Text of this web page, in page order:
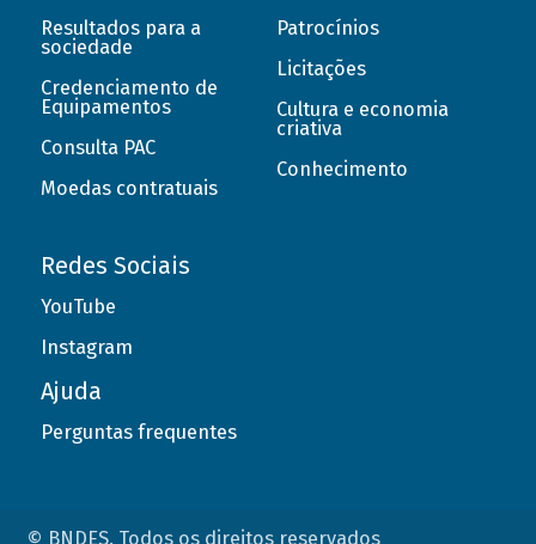
Resultados para a
sociedade
Credenciamento de
Equipamentos
Consulta PAC
Moedas contratuais
Patrocínios
Licitações
Cultura e economia
criativa
Conhecimento
Redes Sociais
YouTube
Instagram
Ajuda
Perguntas frequentes
© BNDES. Todos os direitos reservados